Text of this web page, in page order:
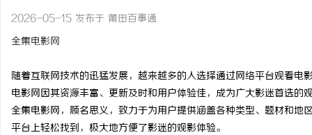
2026-05-15 发布于 莆田百事通
全集电影网
随着互联网技术的迅猛发展，越来越多的人选择通过网络平台观看
电影网因其资源丰富、更新及时和用户体验佳，成为广大影迷首选的
全集电影网，顾名思义，致力于为用户提供涵盖各种类型、题材和
平台上轻松找到，极大地方便了影迷的观影体验。